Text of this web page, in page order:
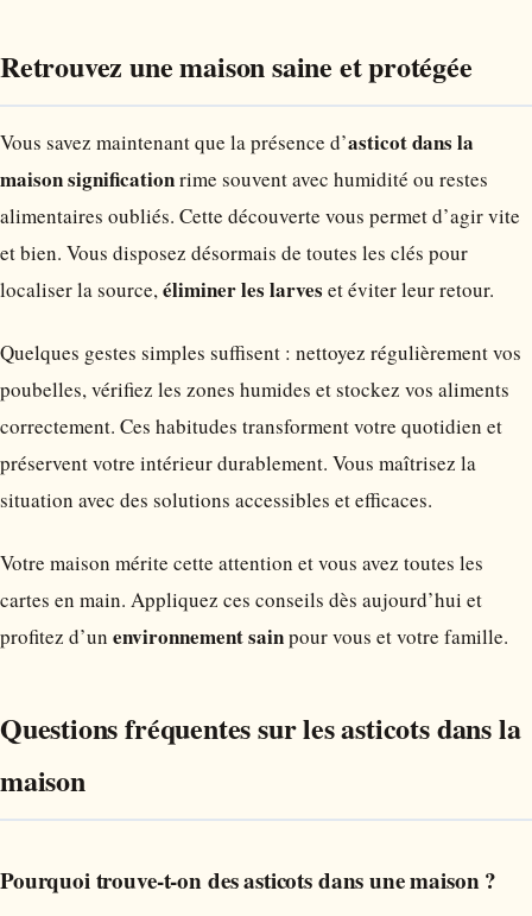
Retrouvez une maison saine et protégée
Vous savez maintenant que la présence d’asticot dans la
maison significationrime souvent avec humidité ou restes
alimentaires oubliés. Cette découverte vous permet d’agir vite
et bien. Vous disposez désormais de toutes les clés pour
localiser la source,éliminer les larves et éviter leur retour.
Quelques gestes simples suffisent : nettoyez régulièrement vos
poubelles, vérifiez les zones humides et stockez vos aliments
correctement. Ces habitudes transforment votre quotidien et
préservent votre intérieur durablement. Vous maîtrisez la
situation avec des solutions accessibles et efficaces.
Votre maison mérite cette attention et vous avez toutes les
cartes en main. Appliquez ces conseils dès aujourd’hui et
profitez d’un environnement sainpour vous et votre famille.
Questions fréquentes sur les asticots dans la
maison
Pourquoi trouve-t-on des asticots dans une maison ?